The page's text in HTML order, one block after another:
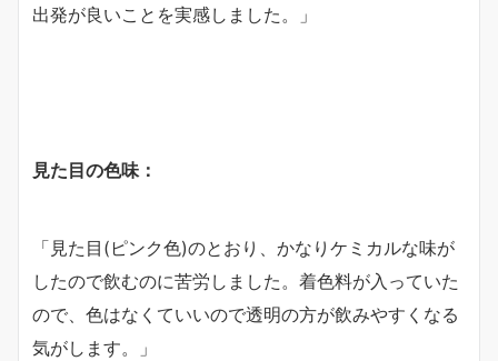
出発が良いことを実感しました。」
見た目の色味：
「見た目(ピンク色)のとおり、かなりケミカルな味が
したので飲むのに苦労しました。着色料が入っていた
ので、色はなくていいので透明の方が飲みやすくなる
気がします。」